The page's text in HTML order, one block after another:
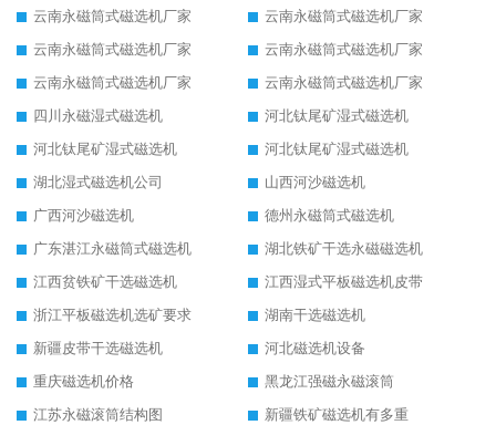
云南永磁筒式磁选机厂家
云南永磁筒式磁选机厂家
云南永磁筒式磁选机厂家
云南永磁筒式磁选机厂家
云南永磁筒式磁选机厂家
云南永磁筒式磁选机厂家
四川永磁湿式磁选机
河北钛尾矿湿式磁选机
河北钛尾矿湿式磁选机
河北钛尾矿湿式磁选机
湖北湿式磁选机公司
山西河沙磁选机
广西河沙磁选机
德州永磁筒式磁选机
广东湛江永磁筒式磁选机
湖北铁矿干选永磁磁选机
江西贫铁矿干选磁选机
江西湿式平板磁选机皮带
浙江平板磁选机选矿要求
湖南干选磁选机
新疆皮带干选磁选机
河北磁选机设备
重庆磁选机价格
黑龙江强磁永磁滚筒
江苏永磁滚筒结构图
新疆铁矿磁选机有多重